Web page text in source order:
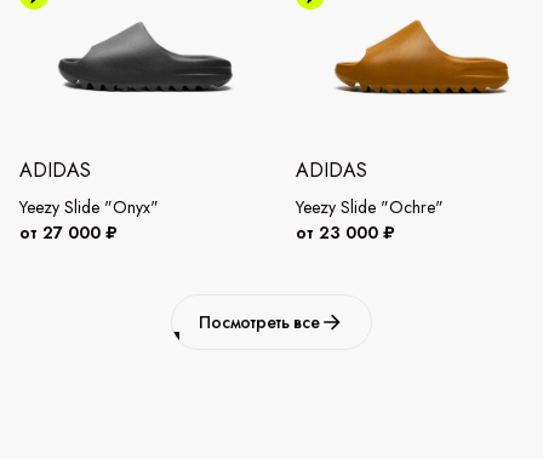
ADIDAS
Yeezy Slide "Onyx"
от 27 000 ₽
ADIDAS
Yeezy Slide "Ochre"
от 23 000 ₽
Посмотреть все